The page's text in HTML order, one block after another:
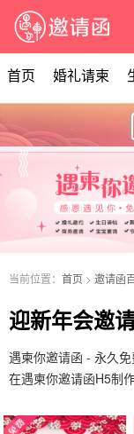
首页 婚礼请柬
当前位置： 首页 > 邀请函
迎新年会邀
遇柬你邀请函 - 永久
在遇柬你邀请函H5制作